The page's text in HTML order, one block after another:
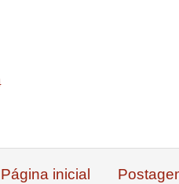
Página inicial